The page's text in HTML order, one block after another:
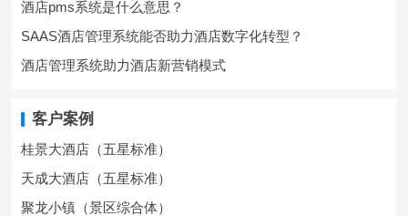
酒店pms系统是什么意思？
SAAS酒店管理系统能否助力酒店数字化转型？
酒店管理系统助力酒店新营销模式
客户案例
桂景大酒店（五星标准）
天成大酒店（五星标准）
聚龙小镇（景区综合体）